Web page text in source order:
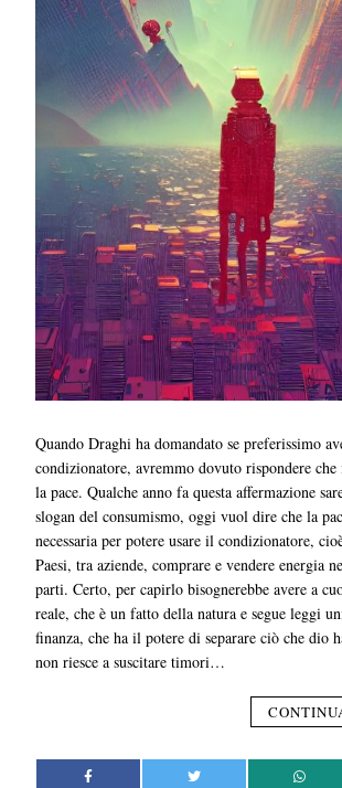
Quando Draghi ha domandato se preferissimo
condizionatore, avremmo dovuto rispondere
la pace. Qualche anno fa questa affermazione
slogan del consumismo, oggi vuol dire che la
necessaria per potere usare il condizionatore,
Paesi, tra aziende, comprare e vendere energia
parti. Certo, per capirlo bisognerebbe avere a
reale, che è un fatto della natura e segue leggi
finanza, che ha il potere di separare ciò che dio
non riesce a suscitare timori…